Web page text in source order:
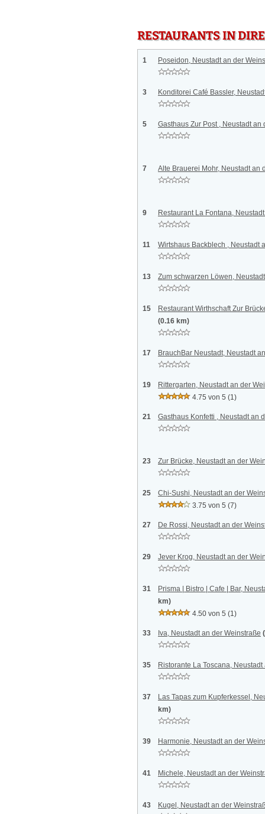
RESTAURANTS IN
1 Poseidon, Neustadt an der
3 Konditorei Café Bassler,
5 Gasthaus Zur Post , Neustadt
7 Alte Brauerei Mohr, Neustadt an
9 Restaurant La Fontana,
11 Wirtshaus Backblech , Neustadt
13 Zum schwarzen Löwen,
15
Restaurant Wirthschaft Zur
(0.16 km)
17 BrauchBar Neustadt, Neustadt
19
Rittergarten, Neustadt an der
4.75 von 5 (1)
21 Gasthaus Konfetti , Neustadt an
23 Zur Brücke, Neustadt an der
25
Chi-Sushi, Neustadt an der
3.75 von 5 (7)
27 De Rossi, Neustadt an der
29 Jever Krog, Neustadt an der
31
Prisma | Bistro | Cafe | Bar,
km)
4.50 von 5 (1)
33 Iva, Neustadt an der Weinstraße
35 Ristorante La Toscana,
37
Las Tapas zum Kupferkessel,
km)
39 Harmonie, Neustadt an der
41 Michele, Neustadt an der
43 Kugel, Neustadt an der